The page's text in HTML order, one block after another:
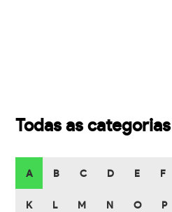
Todas as categorias
A B C D E F
K L M N O P